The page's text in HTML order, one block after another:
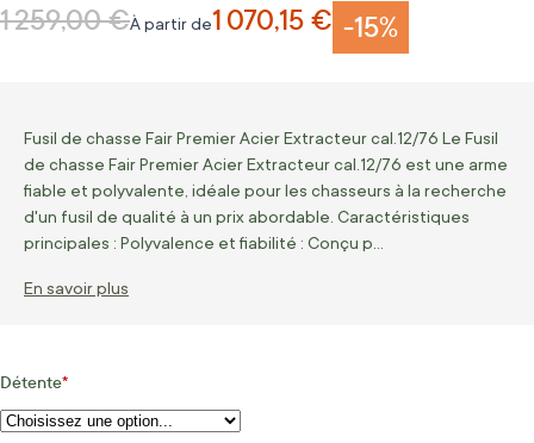
-15%
À partir de1 070,15 €
Prix normal
1 259,00 €
Fusil de chasse Fair Premier Acier Extracteur cal.12/76 Le Fusil
de chasse Fair Premier Acier Extracteur cal.12/76 est une arme
fiable et polyvalente, idéale pour les chasseurs à la recherche
d'un fusil de qualité à un prix abordable. Caractéristiques
principales : Polyvalence et fiabilité : Conçu p…
En savoir plus
Détente